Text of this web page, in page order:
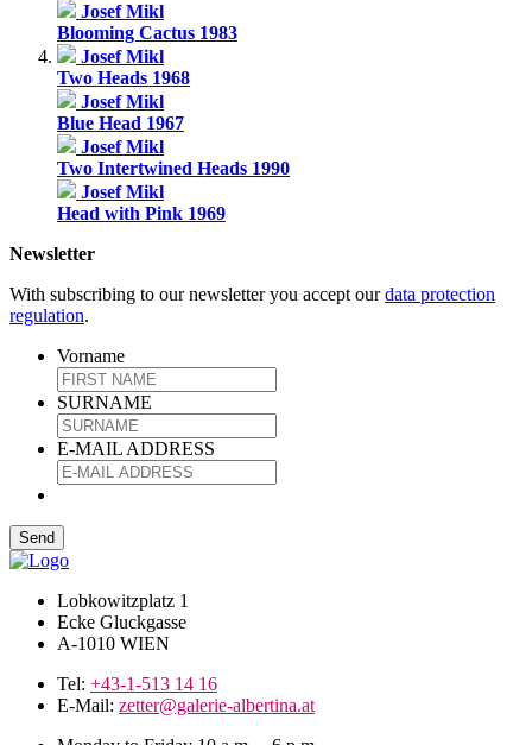
Josef Mikl
Blooming Cactus 1983
Josef Mikl
Two Heads 1968
Josef Mikl
Blue Head 1967
Josef Mikl
Two Intertwined Heads 1990
Josef Mikl
Head with Pink 1969
Newsletter
With subscribing to our newsletter you accept ourdata protection
regulation.
Vorname
SURNAME
E-MAIL ADDRESS
Lobkowitzplatz 1
Ecke Gluckgasse
A-1010 WIEN
Tel: +43-1-513 14 16
E-Mail: zetter@galerie-albertina.at